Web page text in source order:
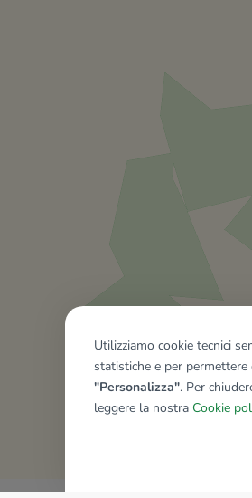
Utilizziamo cookie tecnici
statistiche e per permettere
"Personalizza". Per
leggere la nostra Cookie